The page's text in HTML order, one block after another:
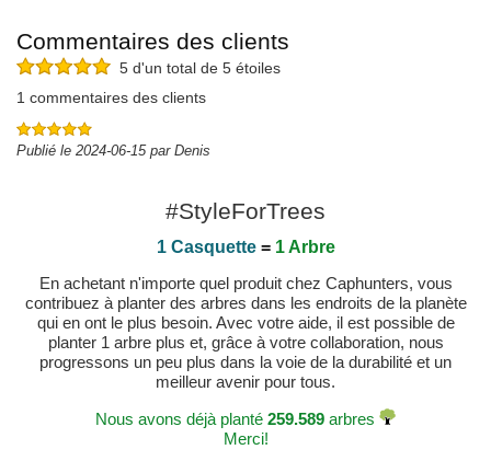
Commentaires des clients
5 d'un total de 5 étoiles
1 commentaires des clients
Publié le 2024-06-15 par Denis
#StyleForTrees
1 Casquette= 1 Arbre
En achetant n'importe quel produit chez Caphunters, vous
contribuez à planter des arbres dans les endroits de la planète
qui en ont le plus besoin. Avec votre aide, il est possible de
planter 1 arbre plus et, grâce à votre collaboration, nous
progressons un peu plus dans la voie de la durabilité et un
meilleur avenir pour tous.
Nous avons déjà planté 259.589 arbres
Merci!